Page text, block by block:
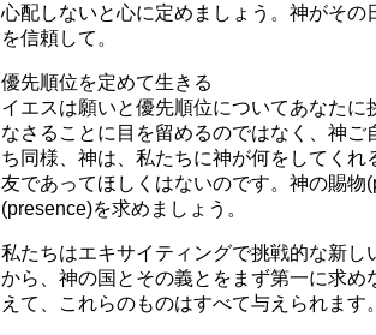
心配しないと心に定めましょう。神がその
を信頼して。
優先順位を定めて生きる
イエスは願いと優先順位についてあなたに
なさることに目を留めるのではなく、神ご
ち同様、神は、私たちに神が何をしてくれ
友であってほしくはないのです。神の賜物
(presence)を求めましょう。
私たちはエキサイティングで挑戦的な新し
から、神の国とその義とをまず第一に求め
えて、これらのものはすべて与えられます